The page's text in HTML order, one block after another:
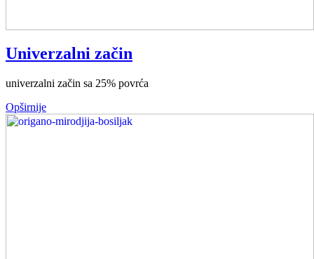
Univerzalni začin
univerzalni začin sa 25% povrća
Opširnije